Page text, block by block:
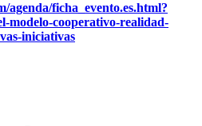
agenda/ficha_evento.es.html?
modelo-cooperativo-realidad-
iniciativas